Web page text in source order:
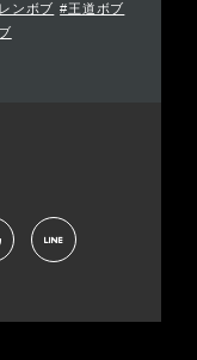
ンボブ #王道ボブ